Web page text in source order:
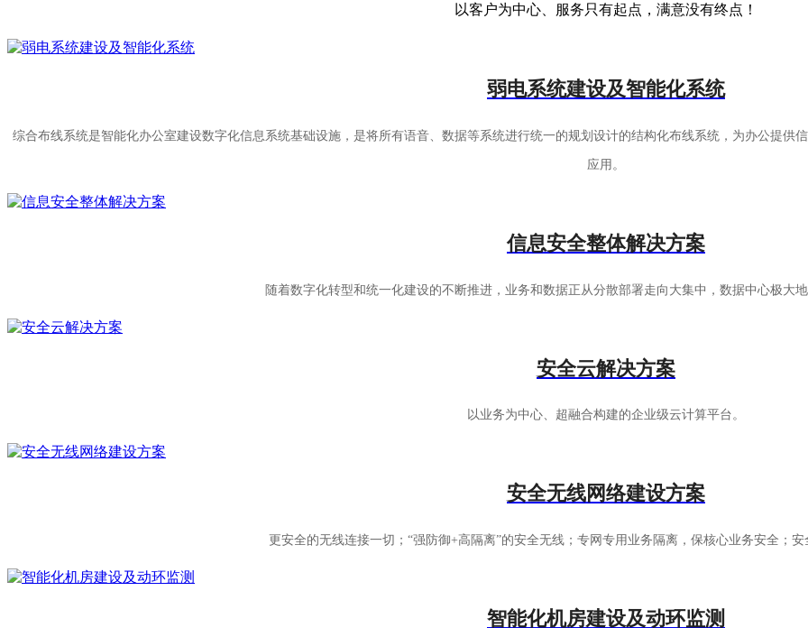
以客户为中心、服务只有起点，满意没有终点！
弱电系统建设及智能化系统
综合布线系统是智能化办公室建设数字化信息系统基础设施，是将所有语音、数据等系统进行统一的规划设计的结构化布线系统，为办公提供
应用。
信息安全整体解决方案
随着数字化转型和统一化建设的不断推进，业务和数据正从分散部署走向大集中，数据中心极大
安全云解决方案
以业务为中心、超融合构建的企业级云计算平台。
安全无线网络建设方案
更安全的无线连接一切；“强防御+高隔离”的安全无线；专网专用业务隔离，保核心业务安全；
智能化机房建设及动环监测